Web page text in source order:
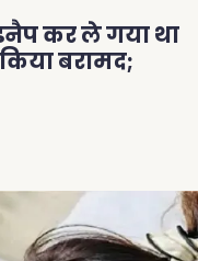
कर ले गया था
बरामद;